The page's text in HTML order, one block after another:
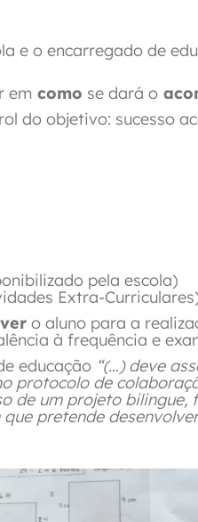
e o encarregado de
em como se dará o
do objetivo: sucesso
pela escola)
Extra-
o aluno para a
à frequência e
educação “(…) deve
protocolo de
de um projeto
pretende